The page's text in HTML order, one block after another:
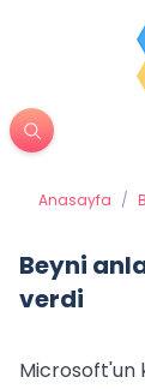
Anasayfa /
Beyni
verdi
Microsoft'un